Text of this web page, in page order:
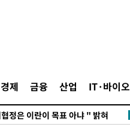
경제 금융 산업 IT·바이오
톨루카에 1-0 승리(종합)
전 68분만 뛰고 슈팅 0개
메라로 본 폭염 저감시설 '온도
정은 이란이 목표 아냐 " 밝혀